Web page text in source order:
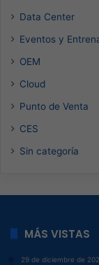
Data Center
Eventos y
OEM
Cloud
Punto de Venta
CES
Sin categoría
MÁS VISTAS
29 de diciembre de